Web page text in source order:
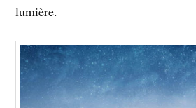
lumière.